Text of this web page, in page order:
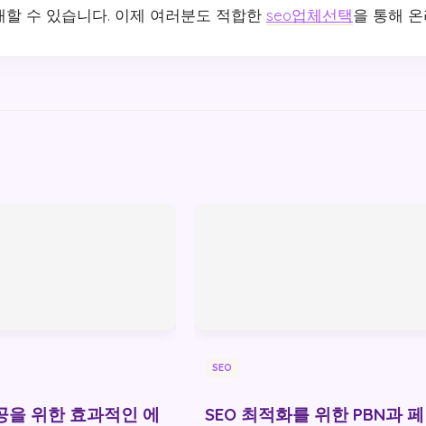
수 있습니다. 이제 여러분도 적합한 seo업체선택을 통해
을 위한 효과적인 에
SEO
SEO 최적화를 위한 PBN과 페